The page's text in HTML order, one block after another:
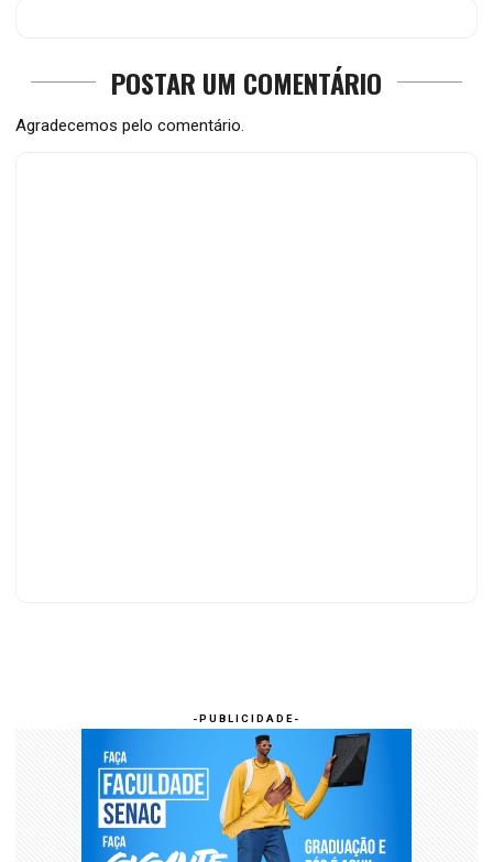
POSTAR UM COMENTÁRIO
Agradecemos pelo comentário.